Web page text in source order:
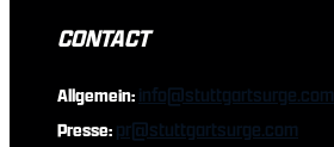
CONTACT
Allgemein:info@stuttgartsurge.com
Presse:pr@stuttgartsurge.com